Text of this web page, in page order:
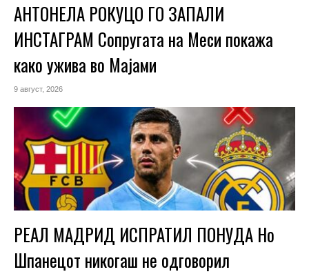
АНТОНЕЛА РОКУЦО ГО ЗАПАЛИ
ИНСТАГРАМ Сопругата на Меси покажа
како ужива во Мајами
9 август, 2026
РЕАЛ МАДРИД ИСПРАТИЛ ПОНУДА Но
Шпанецот никогаш не одговорил